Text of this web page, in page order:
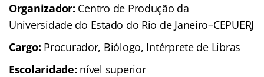
Organizador: Centro de Produção da
Universidade do Estado do Rio de Janeiro–CEPUERJ
Cargo: Procurador, Biólogo, Intérprete de Libras
Escolaridade: nível superior